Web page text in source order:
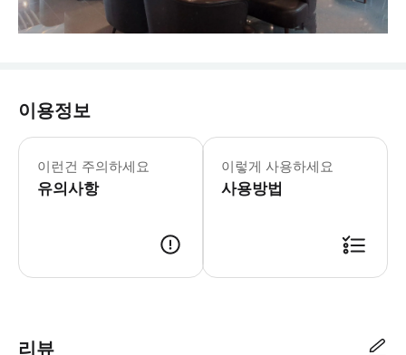
이용정보
이런건 주의하세요
유의사항
- 이용요건 * 2세 미만 아동은 무료 입
- 예약확정 * 예약 후 확정 여부를 바
이렇게 사용하세요
사용방법
리뷰